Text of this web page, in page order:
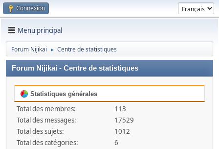
Connexion
Menu principal
Forum Nijikai ► Centre de statistiques
Forum Nijikai - Centre de statistiques
Statistiques générales
Total des membres:
113
Total des messages:
17529
Total des sujets:
1012
Total des catégories:
6